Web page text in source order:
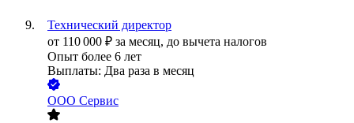
Технический директор
от 110 000 ₽ за месяц, до вычета налогов
Опыт более 6 лет
Выплаты: Два раза в месяц
ООО Сервис